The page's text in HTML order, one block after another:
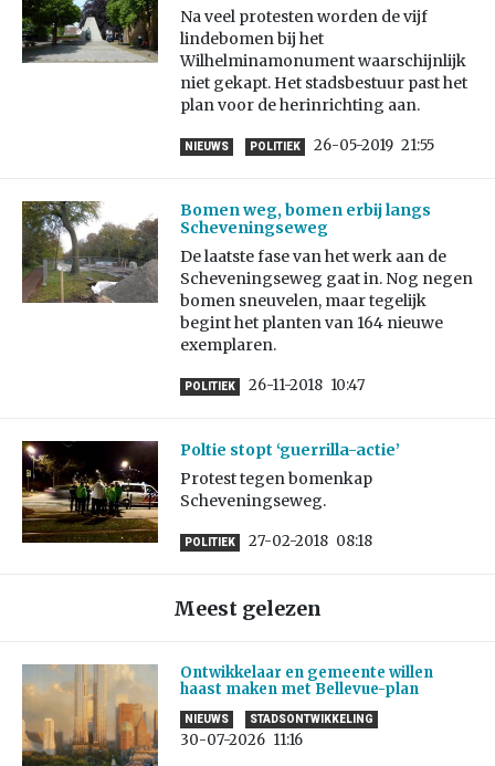
Na veel protesten worden de vijf
lindebomen bij het
Wilhelminamonument waarschijnlijk
niet gekapt. Het stadsbestuur past het
plan voor de herinrichting aan.
NIEUWS POLITIEK 26-05-2019 21:55
Bomen weg, bomen erbij langs
Scheveningseweg
De laatste fase van het werk aan de
Scheveningseweg gaat in. Nog negen
bomen sneuvelen, maar tegelijk
begint het planten van 164 nieuwe
exemplaren.
POLITIEK 26-11-2018 10:47
Poltie stopt ‘guerrilla-actie’
Protest tegen bomenkap
Scheveningseweg.
POLITIEK 27-02-2018 08:18
Meest gelezen
Ontwikkelaar en gemeente willen
haast maken met Bellevue-plan
NIEUWS STADSONTWIKKELING
30-07-2026 11:16